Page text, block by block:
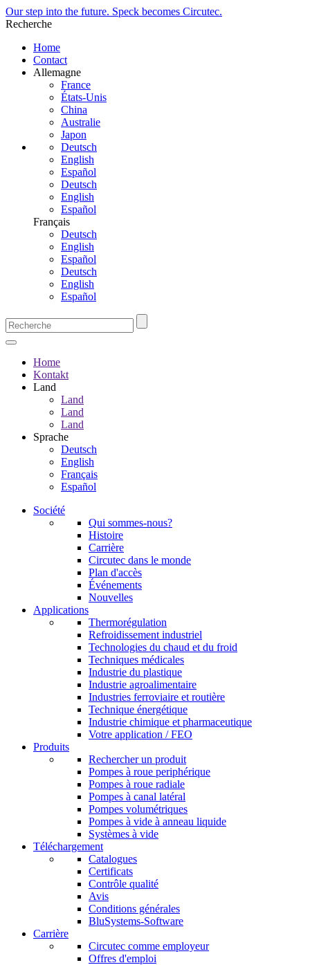
Our step into the future. Speck becomes Circutec.
Recherche
Home
Contact
Allemagne
France
États-Unis
China
Australie
Japon
Deutsch
English
Español
Deutsch
English
Español
Français
Deutsch
English
Español
Deutsch
English
Español
Home
Kontakt
Land
Land
Land
Land
Sprache
Deutsch
English
Français
Español
Société
Qui sommes-nous?
Histoire
Carrière
Circutec dans le monde
Plan d'accès
Événements
Nouvelles
Applications
Thermorégulation
Refroidissement industriel
Technologies du chaud et du froid
Techniques médicales
Industrie du plastique
Industrie agroalimentaire
Industries ferroviaire et routière
Technique énergétique
Industrie chimique et pharmaceutique
Votre application / FEO
Produits
Rechercher un produit
Pompes à roue periphérique
Pompes à roue radiale
Pompes à canal latéral
Pompes volumétriques
Pompes à vide à anneau liquide
Systèmes à vide
Téléchargement
Catalogues
Certificats
Contrôle qualité
Avis
Conditions générales
BluSystems-Software
Carrière
Circutec comme employeur
Offres d'emploi